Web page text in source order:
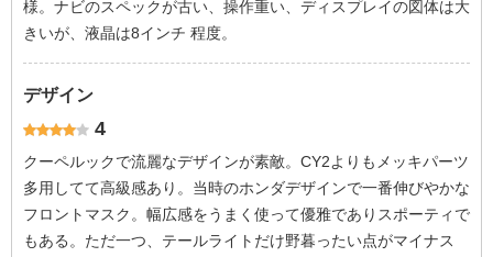
様。ナビのスペックが古い、操作重い、ディスプレイの図体は大
きいが、液晶は8インチ 程度。
デザイン
4
クーペルックで流麗なデザインが素敵。CY2よりもメッキパーツ
多用してて高級感あり。当時のホンダデザインで一番伸びやかな
フロントマスク。幅広感をうまく使って優雅でありスポーティで
もある。ただ一つ、テールライトだけ野暮ったい点がマイナス